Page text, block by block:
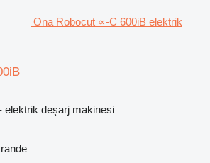
Ona Robocut ∝-C 600iB elektrik
elektrik deşarj makinesi